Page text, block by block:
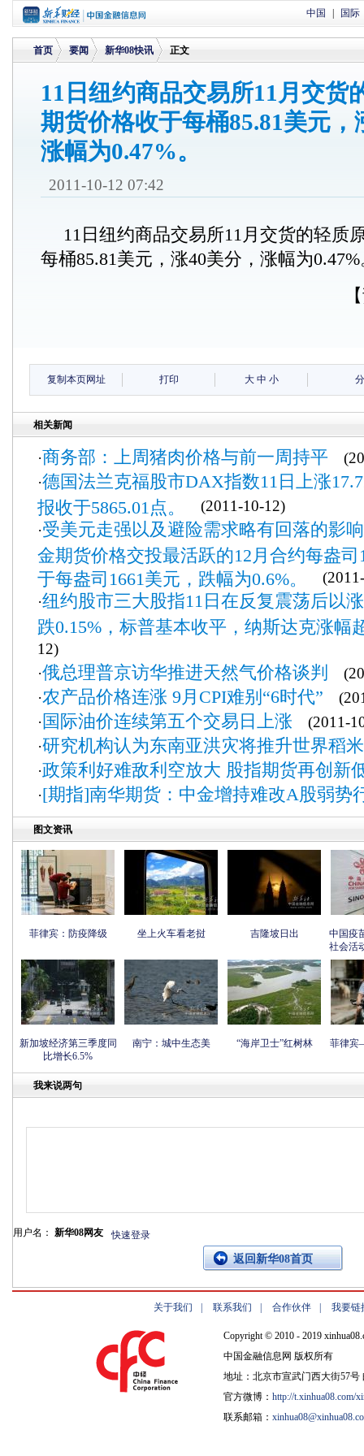
中国 国际
首页
>
要闻
>
新华08快讯
>
正文
11日纽约商品交易所11月交货
期货价格收于每桶85.81美元，
涨幅为0.47%。
2011-10-12 07:42
11日纽约商品交易所11月交货的轻质
每桶85.81美元，涨40美分，涨幅为
复制本页网址 打印 大 中 小
相关新闻
·商务部：上周猪肉价格与前一周持平
·德国法兰克福股市DAX指数11日上涨
报收于5865.01点。
(2011-10-12)
·受美元走强以及避险需求略有回落的影
金期货价格交投最活跃的12月合约每盎司
于每盎司1661美元，跌幅为0.6%。
·纽约股市三大股指11日在反复震荡后以
跌0.15%，标普基本收平，纳斯达克涨幅
12)
·俄总理普京访华推进天然气价格谈判
·农产品价格连涨 9月CPI难别“6时代”
·国际油价连续第五个交易日上涨 (2011-
·研究机构认为东南亚洪灾将推升世界稻
·政策利好难敌利空放大 股指期货再创新
·[期指]南华期货：中金增持难改A股弱势
图文资讯
菲律宾：防疫降级 坐上火车看老挝 吉隆坡日出
中国疫
社会活
新加坡经济第三季度同
比增长6.5%
南宁：城中生态美 “海岸卫士”红树林 菲律宾
我来说两句
用户名： 新华08网友 快速登录
返回新华08首页
关于我们 联系我们 合作伙伴 我要链
Copyright © 2010 - 2019
中国金融信息网 版权所有
地址：北京市宣武门西大街57号
官方微博： http://t.xinhua08.com/
联系邮箱：